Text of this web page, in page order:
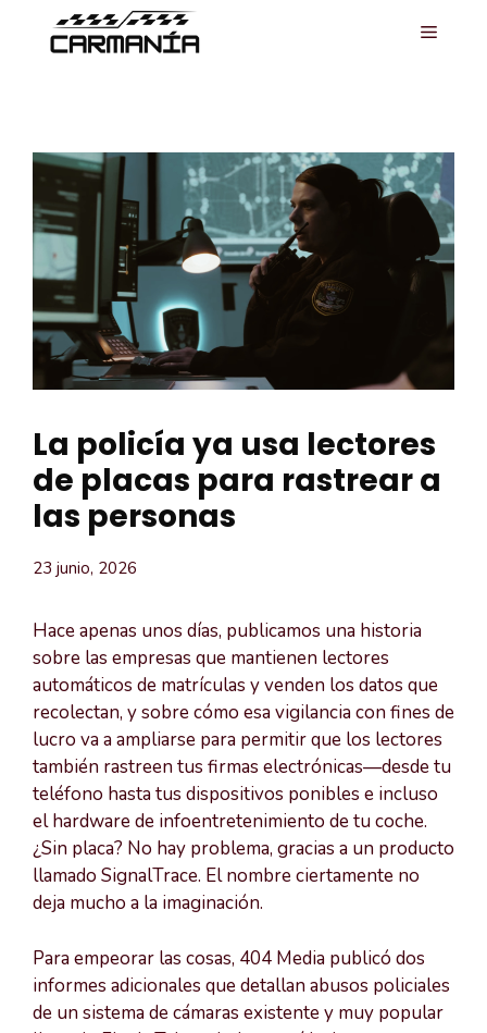
MENÚ
La policía ya usa lectores
de placas para rastrear a
las personas
23 junio, 2026
Hace apenas unos días, publicamos una historia
sobre las empresas que mantienen lectores
automáticos de matrículas y venden los datos que
recolectan, y sobre cómo esa vigilancia con fines de
lucro va a ampliarse para permitir que los lectores
también rastreen tus firmas electrónicas—desde tu
teléfono hasta tus dispositivos ponibles e incluso
el hardware de infoentretenimiento de tu coche.
¿Sin placa? No hay problema, gracias a un producto
llamado SignalTrace. El nombre ciertamente no
deja mucho a la imaginación.
Para empeorar las cosas, 404 Media publicó dos
informes adicionales que detallan abusos policiales
de un sistema de cámaras existente y muy popular